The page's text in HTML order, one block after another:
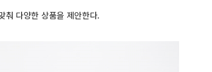
춰 다양한 상품을 제안한다.